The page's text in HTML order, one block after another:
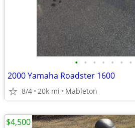
• • • • • • •
2000 Yamaha Roadster 1600
8/4 20k mi Mableton
$4,500